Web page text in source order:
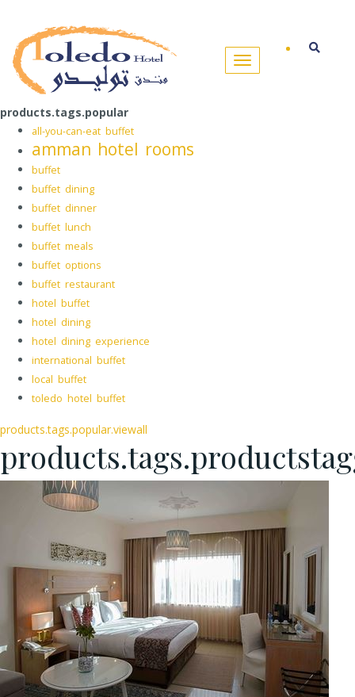
products.tags.popular
all-you-can-eat buffet
amman hotel rooms
buffet
buffet dining
buffet dinner
buffet lunch
buffet meals
buffet options
buffet restaurant
hotel buffet
hotel dining
hotel dining experience
international buffet
local buffet
toledo hotel buffet
products.tags.popular.viewall